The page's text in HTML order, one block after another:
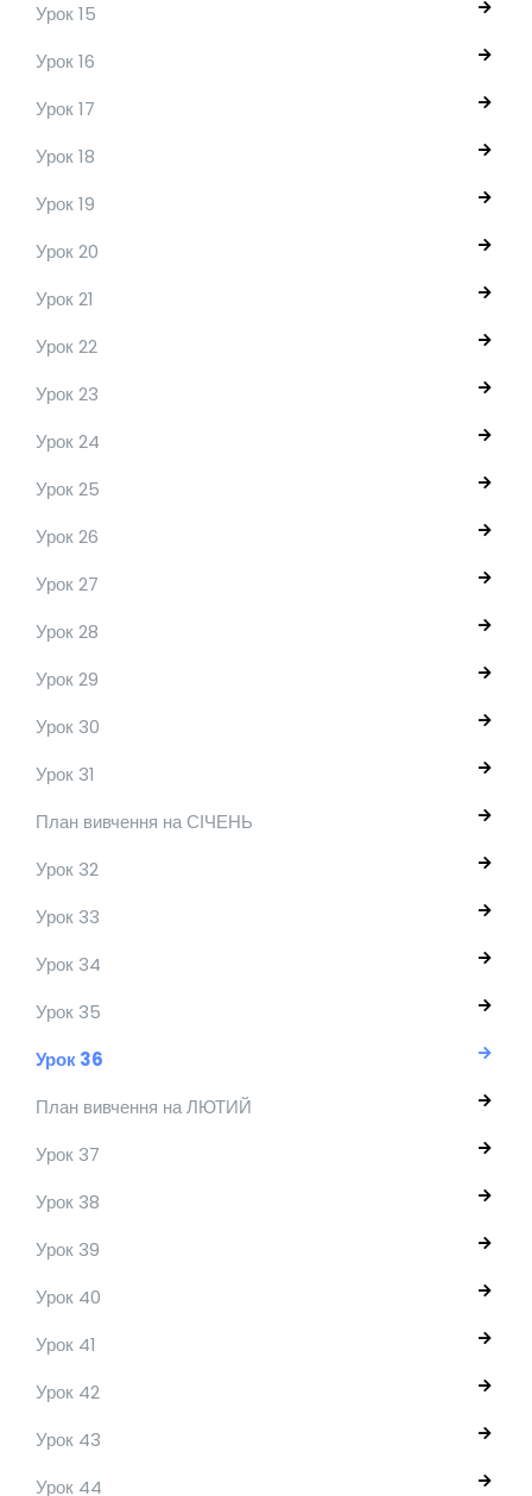
Урок 15
Урок 16
Урок 17
Урок 18
Урок 19
Урок 20
Урок 21
Урок 22
Урок 23
Урок 24
Урок 25
Урок 26
Урок 27
Урок 28
Урок 29
Урок 30
Урок 31
План вивчення на СІЧЕНЬ
Урок 32
Урок 33
Урок 34
Урок 35
Урок 36
План вивчення на ЛЮТИЙ
Урок 37
Урок 38
Урок 39
Урок 40
Урок 41
Урок 42
Урок 43
Урок 44